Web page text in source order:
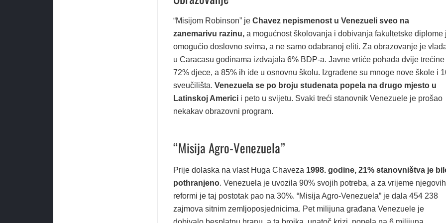
“Misijom Robinson” je Chavez nepismenost u Venezueli sveo na
zanemarivu razinu,a mogućnost školovanja i dobivanja fakultetske diplome
omogućio doslovno svima, a ne samo odabranoj eliti. Za obrazovanje je
u Caracasu godinama izdvajala 6% BDP-a. Javne vrtiće pohađa dvije trećine
72% djece, a 85% ih ide u osnovnu školu. Izgrađene su mnoge nove škole i
sveučilišta. Venezuela se po broju studenata popela na drugo mjesto u
Latinskoj Americii peto u svijetu. Svaki treći stanovnik Venezuele je prošao
nekakav obrazovni program.
“Misija Agro-Venezuela”
Prije dolaska na vlast Huga Chaveza 1998. godine, 21% stanovništva je
pothranjeno. Venezuela je uvozila 90% svojih potreba, a za vrijeme njegovih
reformi je taj postotak pao na 30%. “Misija Agro-Venezuela” je dala 454 238
zajmova sitnim zemljoposjednicima. Pet milijuna građana Venezuele je